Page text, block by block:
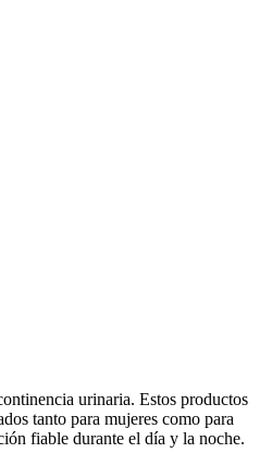
urinaria. Estos productos
tanto para mujeres como para
fiable durante el día y la noche.